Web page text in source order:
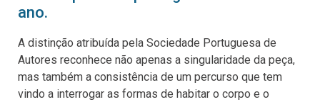
ano.
A distinção atribuída pela Sociedade Portuguesa de
Autores reconhece não apenas a singularidade da peça,
mas também a consistência de um percurso que tem
vindo a interrogar as formas de habitar o corpo e o